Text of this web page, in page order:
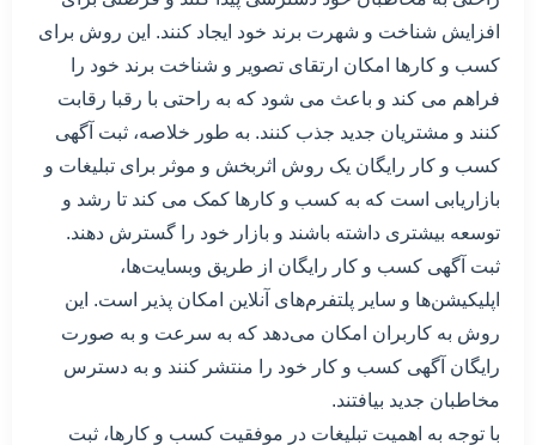
افزایش شناخت و شهرت برند خود ایجاد کنند. این روش برای
کسب و کارها امکان ارتقای تصویر و شناخت برند خود را
فراهم می کند و باعث می شود که به راحتی با رقبا رقابت
کنند و مشتریان جدید جذب کنند. به طور خلاصه، ثبت آگهی
کسب و کار رایگان یک روش اثربخش و موثر برای تبلیغات و
بازاریابی است که به کسب و کارها کمک می کند تا رشد و
توسعه بیشتری داشته باشند و بازار خود را گسترش دهند.
ثبت آگهی کسب و کار رایگان از طریق وبسایت‌ها،
اپلیکیشن‌ها و سایر پلتفرم‌های آنلاین امکان پذیر است. این
روش به کاربران امکان می‌دهد که به سرعت و به صورت
رایگان آگهی کسب و کار خود را منتشر کنند و به دسترس
مخاطبان جدید بیافتند.
با توجه به اهمیت تبلیغات در موفقیت کسب و کارها، ثبت